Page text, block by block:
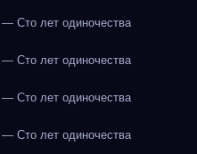
Сто лет одиночества
Сто лет одиночества
Сто лет одиночества
Сто лет одиночества